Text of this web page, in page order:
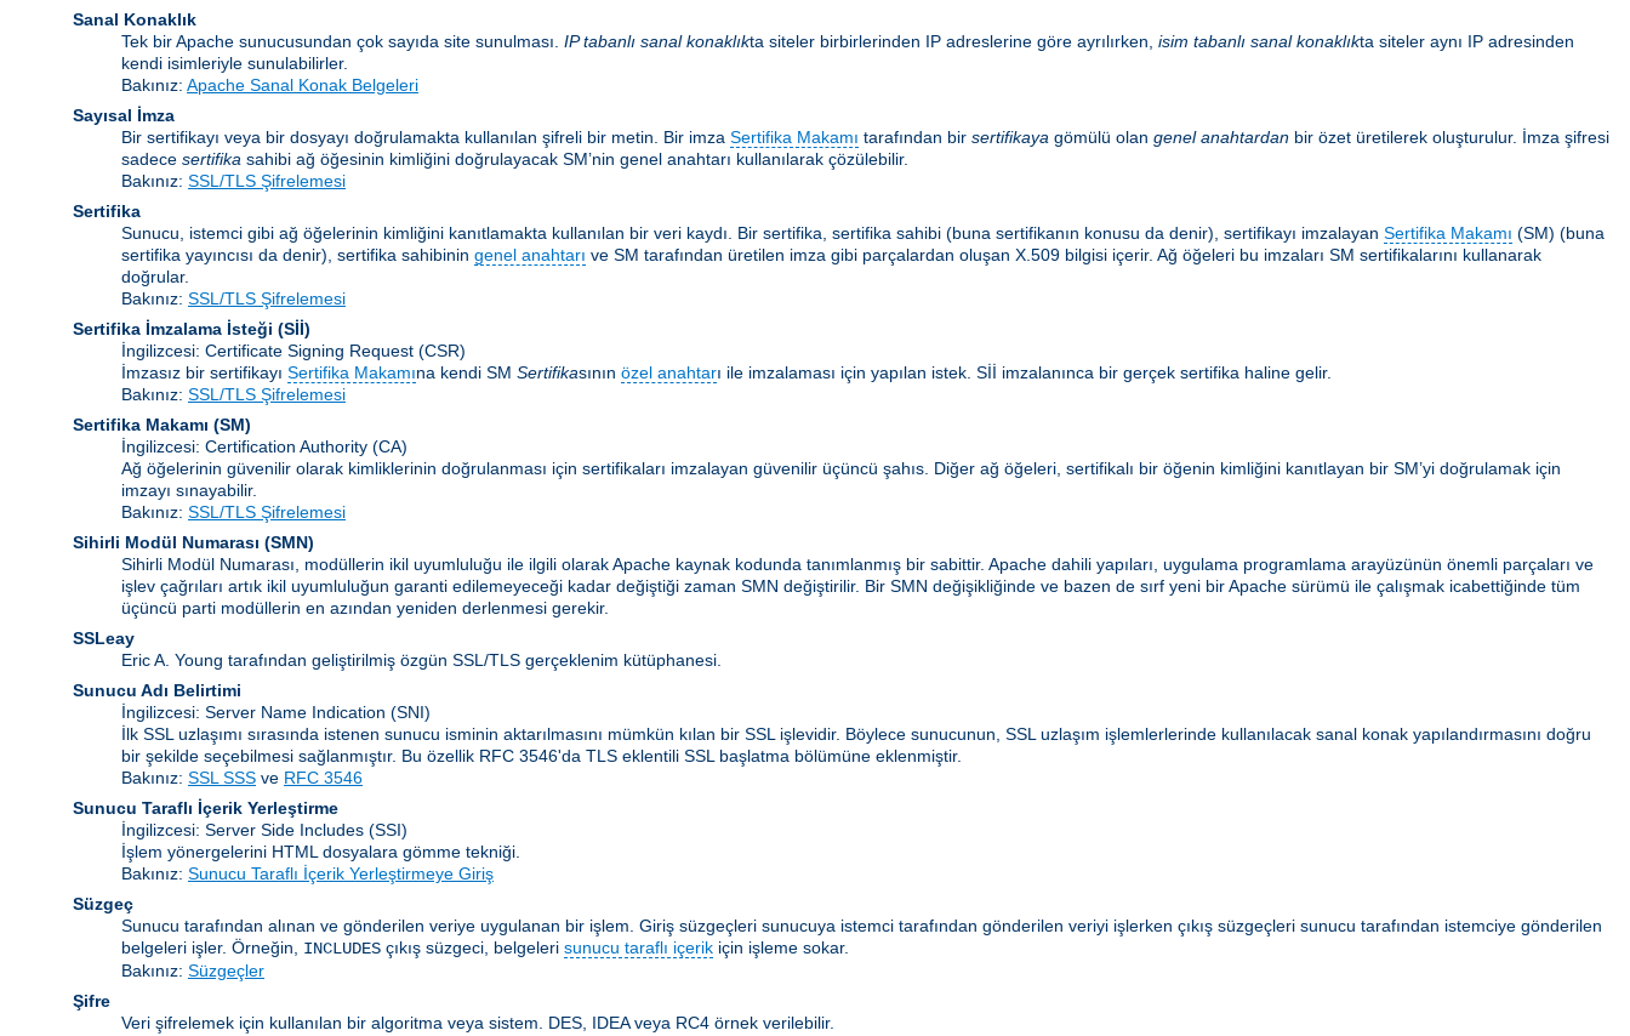
Sanal Konaklık
Tek bir Apache sunucusundan çok sayıda site sunulması. IP tabanlı sanal konaklıkta siteler birbirlerinden IP adreslerine göre ayrılırken, isim tabanlı sanal konaklıkta siteler aynı IP adresinden
kendi isimleriyle sunulabilirler.
Bakınız: Apache Sanal Konak Belgeleri
Sayısal İmza
Bir sertifikayı veya bir dosyayı doğrulamakta kullanılan şifreli bir metin. Bir imza Sertifika Makamı tarafından bir sertifikaya gömülü olan genel anahtardan bir özet üretilerek oluşturulur. İmza şifresi
sadece sertifika sahibi ağ öğesinin kimliğini doğrulayacak SM’nin genel anahtarı kullanılarak çözülebilir.
Bakınız: SSL/TLS Şifrelemesi
Sertifika
Sunucu, istemci gibi ağ öğelerinin kimliğini kanıtlamakta kullanılan bir veri kaydı. Bir sertifika, sertifika sahibi (buna sertifikanın konusu da denir), sertifikayı imzalayan Sertifika Makamı (SM) (buna
sertifika yayıncısı da denir), sertifika sahibinin genel anahtarı ve SM tarafından üretilen imza gibi parçalardan oluşan X.509 bilgisi içerir. Ağ öğeleri bu imzaları SM sertifikalarını kullanarak
doğrular.
Bakınız: SSL/TLS Şifrelemesi
Sertifika İmzalama İsteği (Sİİ)
İngilizcesi: Certificate Signing Request (CSR)
İmzasız bir sertifikayı Sertifika Makamına kendi SM Sertifikasının özel anahtarı ile imzalaması için yapılan istek. Sİİ imzalanınca bir gerçek sertifika haline gelir.
Bakınız: SSL/TLS Şifrelemesi
Sertifika Makamı (SM)
İngilizcesi: Certification Authority (CA)
Ağ öğelerinin güvenilir olarak kimliklerinin doğrulanması için sertifikaları imzalayan güvenilir üçüncü şahıs. Diğer ağ öğeleri, sertifikalı bir öğenin kimliğini kanıtlayan bir SM’yi doğrulamak için
imzayı sınayabilir.
Bakınız: SSL/TLS Şifrelemesi
Sihirli Modül Numarası (SMN)
Sihirli Modül Numarası, modüllerin ikil uyumluluğu ile ilgili olarak Apache kaynak kodunda tanımlanmış bir sabittir. Apache dahili yapıları, uygulama programlama arayüzünün önemli parçaları ve
işlev çağrıları artık ikil uyumluluğun garanti edilemeyeceği kadar değiştiği zaman SMN değiştirilir. Bir SMN değişikliğinde ve bazen de sırf yeni bir Apache sürümü ile çalışmak icabettiğinde tüm
üçüncü parti modüllerin en azından yeniden derlenmesi gerekir.
SSLeay
Eric A. Young tarafından geliştirilmiş özgün SSL/TLS gerçeklenim kütüphanesi.
Sunucu Adı Belirtimi
İngilizcesi: Server Name Indication (SNI)
İlk SSL uzlaşımı sırasında istenen sunucu isminin aktarılmasını mümkün kılan bir SSL işlevidir. Böylece sunucunun, SSL uzlaşım işlemlerlerinde kullanılacak sanal konak yapılandırmasını doğru
bir şekilde seçebilmesi sağlanmıştır. Bu özellik RFC 3546'da TLS eklentili SSL başlatma bölümüne eklenmiştir.
Bakınız: SSL SSS ve RFC 3546
Sunucu Taraflı İçerik Yerleştirme
İngilizcesi: Server Side Includes (SSI)
İşlem yönergelerini HTML dosyalara gömme tekniği.
Bakınız: Sunucu Taraflı İçerik Yerleştirmeye Giriş
Süzgeç
Sunucu tarafından alınan ve gönderilen veriye uygulanan bir işlem. Giriş süzgeçleri sunucuya istemci tarafından gönderilen veriyi işlerken çıkış süzgeçleri sunucu tarafından istemciye gönderilen
belgeleri işler. Örneğin, INCLUDES çıkış süzgeci, belgeleri sunucu taraflı içerik için işleme sokar.
Bakınız: Süzgeçler
Şifre
Veri şifrelemek için kullanılan bir algoritma veya sistem. DES, IDEA veya RC4 örnek verilebilir.